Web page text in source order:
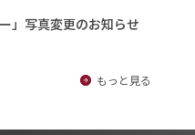
」写真変更のお知らせ
もっと見る